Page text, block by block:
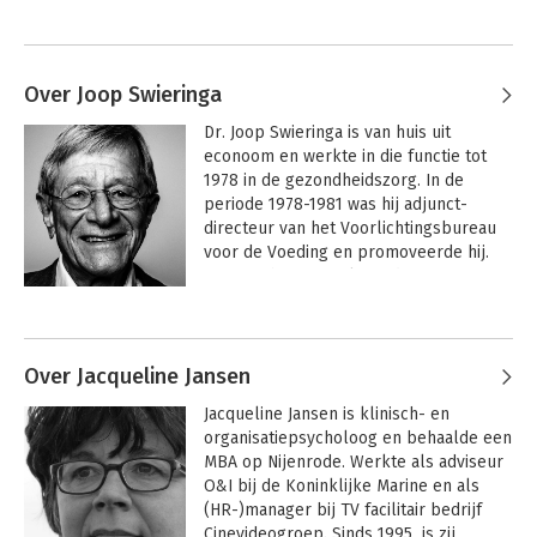
Over Joop Swieringa
Dr. Joop Swieringa is van huis uit
econoom en werkte in die functie tot
1978 in de gezondheidszorg. In de
periode 1978-1981 was hij adjunct-
directeur van het Voorlichtingsbureau
voor de Voeding en promoveerde hij.
bij het Executive and Management
Universiteit Nyenrode, waarvan hij ook
korte tijd directeur was.
Samen met Andre Wierdsma schreef hij
'Op weg naar een lerende organisatie',
Over Jacqueline Jansen
Jacqueline Jansen is klinisch- en
organisatiepsycholoog en behaalde een
MBA op Nijenrode. Werkte als adviseur
O&I bij de Koninklijke Marine en als
(HR-)manager bij TV facilitair bedrijf